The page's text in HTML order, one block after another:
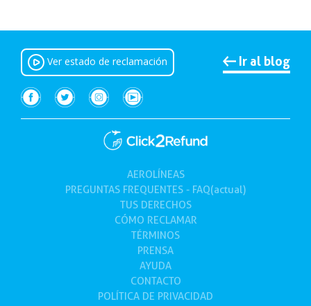
Ver estado de reclamación Ir al blog
AEROLÍNEAS
PREGUNTAS FREQUENTES - FAQ(actual)(current)
TUSDERECHOS
CÓMO RECLAMAR
TÉRMINOS
PRENSA
AYUDA
CONTACTO
POLÍTICA DE PRIVACIDAD